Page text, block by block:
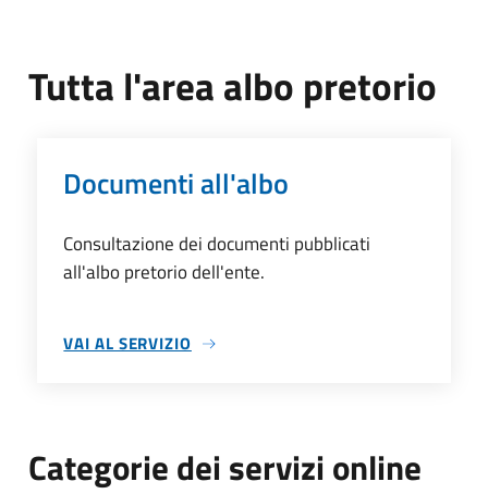
Tutta l'area albo pretorio
Documenti all'albo
Consultazione dei documenti pubblicati
all'albo pretorio dell'ente.
VAI AL SERVIZIO
DOCUMENTI ALL'ALBO
Categorie dei servizi online